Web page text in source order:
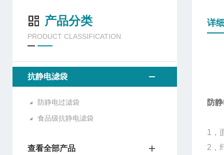
产品分类
PRODUCT CLASSIFICATION
抗静电滤袋
防静电过滤袋
食品级抗静电滤袋
查看全部产品
详
防
1，
2，